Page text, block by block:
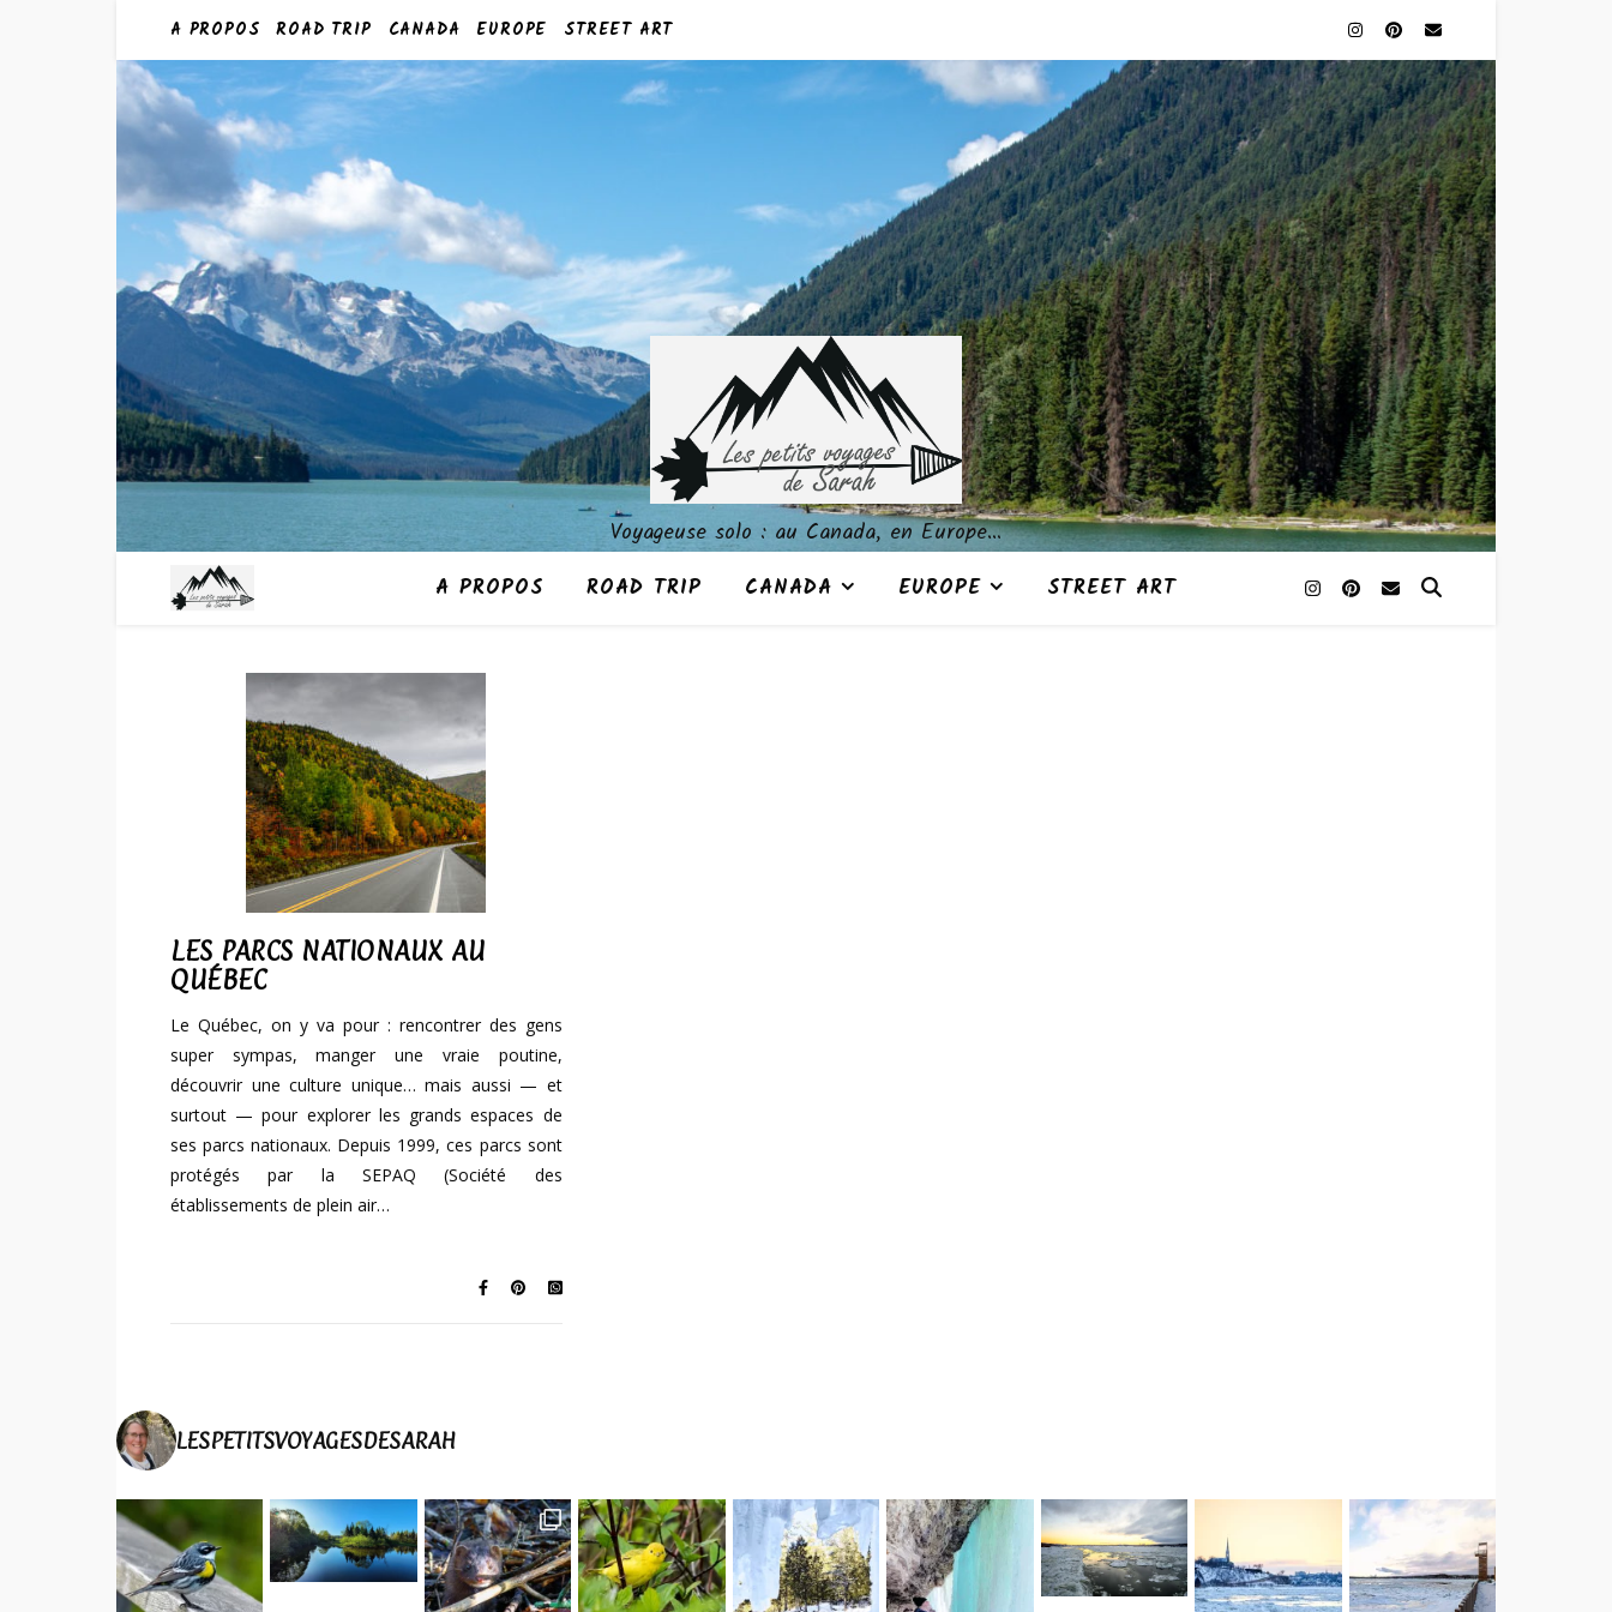
A PROPOS ROAD TRIP CANADA EUROPE STREET ART
Voyageuse solo : au Canada, en Europe…
A PROPOS ROAD TRIP CANADA EUROPE STREET ART
LES PARCS NATIONAUX AU
QUÉBEC
Le Québec, on y va pour : rencontrer des gens
super sympas, manger une vraie poutine,
découvrir une culture unique… mais aussi — et
surtout — pour explorer les grands espaces de
ses parcs nationaux. Depuis 1999, ces parcs sont
protégés par la SEPAQ (Société des
établissements de plein air…
LESPETITSVOYAGESDESARAH
Elle a symp . . . . #q